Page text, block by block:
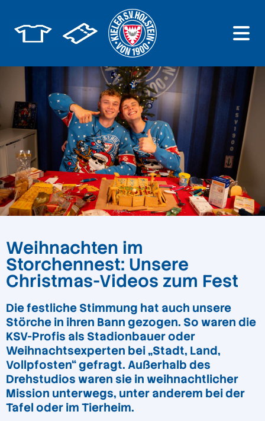
Weihnachten im
Storchennest: Unsere
Christmas-Videos zum Fest
Die festliche Stimmung hat auch unsere
Störche in ihren Bann gezogen. So waren die
KSV-Profis als Stadionbauer oder
Weihnachtsexperten bei „Stadt, Land,
Vollpfosten“ gefragt. Außerhalb des
Drehstudios waren sie in weihnachtlicher
Mission unterwegs, unter anderem bei der
Tafel oder im Tierheim.